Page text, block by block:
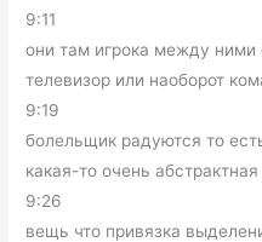
9:11
они там игрока между ними
телевизор или наоборот
9:19
болельщик радуются то
какая-то очень абстрактная
9:26
вещь что привязка